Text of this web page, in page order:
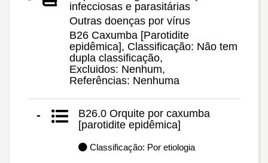
infecciosas e parasitárias
Outras doenças por vírus
B26 Caxumba [Parotidite
epidêmica], Classificação: Não tem
dupla classificação,
Excluidos: Nenhum,
Referências: Nenhuma
-
B26.0 Orquite por caxumba
[parotidite epidêmica]
Classificação: Por etiologia